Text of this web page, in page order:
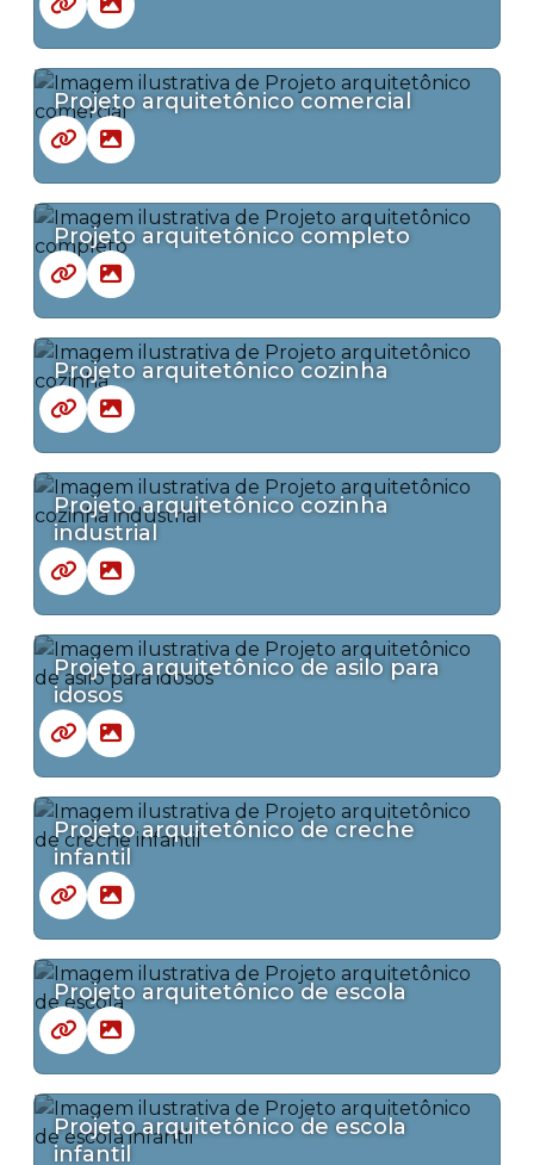
Projeto arquitetônico comercial
Projeto arquitetônico completo
Projeto arquitetônico cozinha
Projeto arquitetônico cozinha
industrial
Projeto arquitetônico de asilo para
idosos
Projeto arquitetônico de creche
infantil
Projeto arquitetônico de escola
Projeto arquitetônico de escola
infantil